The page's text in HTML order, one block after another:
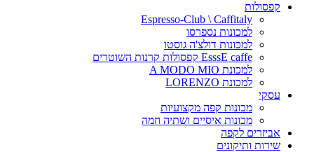
קפסולות
Espresso-Club \ Caffitaly
למכונות נספרסו
למכונות דולצ'ה גוסטו
EsssE caffe קפסולות קרנות השוטרים
למכונת A MODO MIO
למכונת LORENZO
עסקי
מכונות קפה מקצועיות
מכונות איסיים ושתיה חמה
אביזרים לקפה
שירות ותיקונים